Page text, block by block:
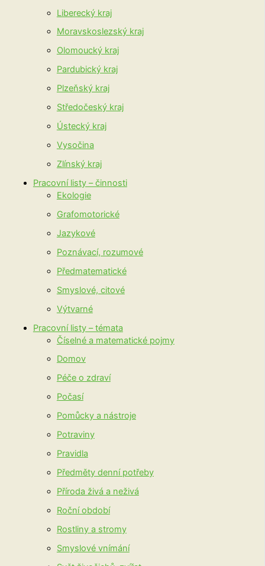
Liberecký kraj
Moravskoslezský kraj
Olomoucký kraj
Pardubický kraj
Plzeňský kraj
Středočeský kraj
Ústecký kraj
Vysočina
Zlínský kraj
Pracovní listy – činnosti
Ekologie
Grafomotorické
Jazykové
Poznávací, rozumové
Předmatematické
Smyslové, citové
Výtvarné
Pracovní listy – témata
Číselné a matematické pojmy
Domov
Péče o zdraví
Počasí
Pomůcky a nástroje
Potraviny
Pravidla
Předměty denní potřeby
Příroda živá a neživá
Roční období
Rostliny a stromy
Smyslové vnímání